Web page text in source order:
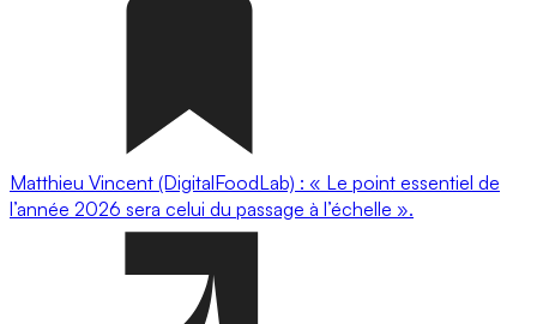
Matthieu Vincent (DigitalFoodLab) : « Le point essentiel de
l’année 2026 sera celui du passage à l’échelle ».